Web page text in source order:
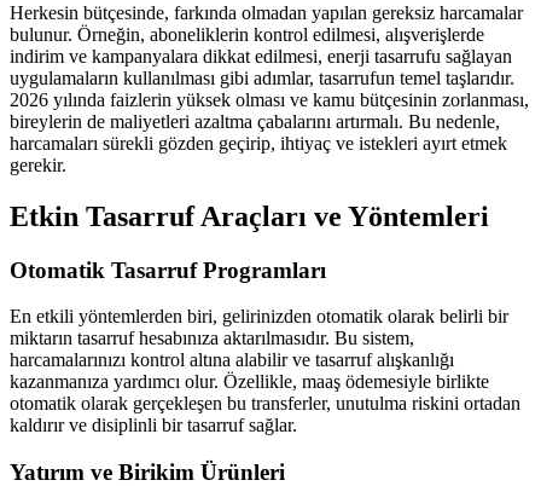
Herkesin bütçesinde, farkında olmadan yapılan gereksiz harcamalar
bulunur. Örneğin, aboneliklerin kontrol edilmesi, alışverişlerde
indirim ve kampanyalara dikkat edilmesi, enerji tasarrufu sağlayan
uygulamaların kullanılması gibi adımlar, tasarrufun temel taşlarıdır.
2026 yılında faizlerin yüksek olması ve kamu bütçesinin zorlanması,
bireylerin de maliyetleri azaltma çabalarını artırmalı. Bu nedenle,
harcamaları sürekli gözden geçirip, ihtiyaç ve istekleri ayırt etmek
gerekir.
Etkin Tasarruf Araçları ve Yöntemleri
Otomatik Tasarruf Programları
En etkili yöntemlerden biri, gelirinizden otomatik olarak belirli bir
miktarın tasarruf hesabınıza aktarılmasıdır. Bu sistem,
harcamalarınızı kontrol altına alabilir ve tasarruf alışkanlığı
kazanmanıza yardımcı olur. Özellikle, maaş ödemesiyle birlikte
otomatik olarak gerçekleşen bu transferler, unutulma riskini ortadan
kaldırır ve disiplinli bir tasarruf sağlar.
Yatırım ve Birikim Ürünleri